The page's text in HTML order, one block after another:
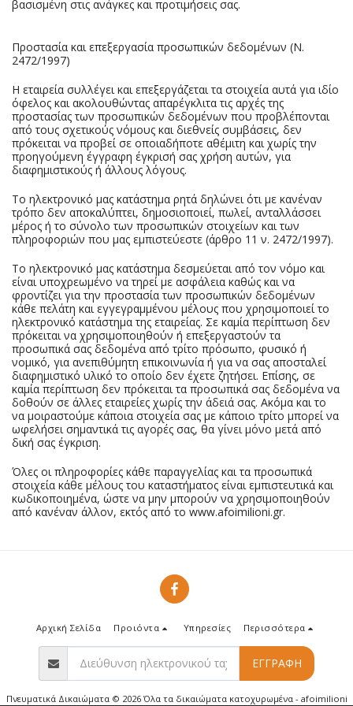
βασισμένη στις ανάγκες και προτιμήσεις σας.
Προστασία και επεξεργασία προσωπικών δεδομένων (Ν.
2472/1997)
Η εταιρεία συλλέγει και επεξεργάζεται τα στοιχεία αυτά για ιδίο
όφελος και ακολουθώντας απαρέγκλιτα τις αρχές της
προστασίας των προσωπικών δεδομένων που προβλέπονται
από τους σχετικούς νόμους και διεθνείς συμβάσεις, δεν
πρόκειται να προβεί σε οποιαδήποτε αθέμιτη και χωρίς την
προηγούμενη έγγραφη έγκρισή σας χρήση αυτών, για
διαφημιστικούς ή άλλους λόγους.
Το ηλεκτρονικό μας κατάστημα ρητά δηλώνει ότι με κανέναν
τρόπο δεν αποκαλύπτει, δημοσιοποιεί, πωλεί, ανταλλάσσει
μέρος ή το σύνολο των προσωπικών στοιχείων και των
πληροφοριών που μας εμπιστεύεστε (άρθρο 11 ν. 2472/1997).
Το ηλεκτρονικό μας κατάστημα δεσμεύεται από τον νόμο και
είναι υποχρεωμένο να τηρεί με ασφάλεια καθώς και να
φροντίζει για την προστασία των προσωπικών δεδομένων
κάθε πελάτη και εγγεγραμμένου μέλους που χρησιμοποιεί το
ηλεκτρονικό κατάστημα της εταιρείας. Σε καμία περίπτωση δεν
πρόκειται να χρησιμοποιηθούν ή επεξεργαστούν τα
προσωπικά σας δεδομένα από τρίτο πρόσωπο, φυσικό ή
νομικό, για ανεπιθύμητη επικοινωνία ή για να σας αποσταλεί
διαφημιστικό υλικό το οποίο δεν έχετε ζητήσει. Επίσης, σε
καμία περίπτωση δεν πρόκειται τα προσωπικά σας δεδομένα να
δοθούν σε άλλες εταιρείες χωρίς την άδειά σας. Ακόμα και το
να μοιραστούμε κάποια στοιχεία σας με κάποιο τρίτο μπορεί να
ωφελήσει σημαντικά τις αγορές σας, θα γίνει μόνο μετά από
δική σας έγκριση.
Όλες οι πληροφορίες κάθε παραγγελίας και τα προσωπικά
στοιχεία κάθε μέλους του καταστήματος είναι εμπιστευτικά και
κωδικοποιημένα, ώστε να μην μπορούν να χρησιμοποιηθούν
από κανέναν άλλον, εκτός από το www.afoimilioni.gr.
Αρχική Σελίδα Προιόντα Υπηρεσίες Περισσότερα
ΕΓΓΡΑΦΉ
Πνευματικά Δικαιώματα © 2026 Όλα τα δικαιώματα κατοχυρωμένα - afoimilioni